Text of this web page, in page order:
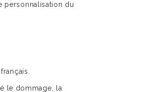
personnalisation du
le dommage, la